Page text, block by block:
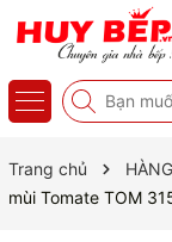
Trang chủ
mùi Tomate TOM